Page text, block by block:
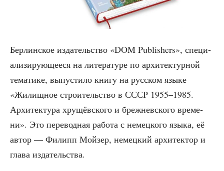
Бер­лин­ское изда­тель­ство «DOM Publishers», спе­ци­
а­ли­зи­ру­ю­ще­е­ся на лите­ра­ту­ре по архи­тек­тур­ной
тема­ти­ке, выпу­сти­ло кни­гу на рус­ском язы­ке
«Жилищ­ное стро­и­тель­ство в СССР 1955–1985.
Архи­тек­ту­ра хру­щёв­ско­го и бреж­нев­ско­го вре­ме­
ни». Это пере­вод­ная рабо­та с немец­ко­го язы­ка, её
автор — Филипп Мой­зер, немец­кий архи­тек­тор и
гла­ва издательства.